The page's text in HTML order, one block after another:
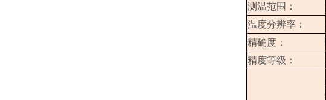
测温范围：
温度分辨率：
精确度：
精度等级：